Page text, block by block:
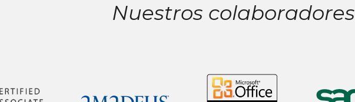
Nuestros colaboradores